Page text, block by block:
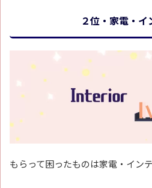
２位・家電・イ
もらって困ったものは家電・インテ